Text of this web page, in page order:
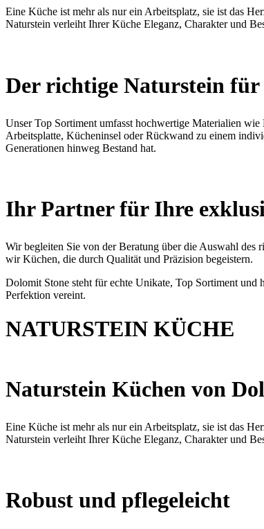
Eine Küche ist mehr als nur ein Arbeitsplatz, sie ist das
Naturstein verleiht Ihrer Küche Eleganz, Charakter und
Der richtige Naturstein
Unser Top Sortiment umfasst hochwertige Materialien
Arbeitsplatte, Kücheninsel oder Rückwand zu einem
Generationen hinweg Bestand hat.
Ihr Partner für Ihre
Wir begleiten Sie von der Beratung über die Auswahl des
wir Küchen, die durch Qualität und Präzision begeistern.
Dolomit Stone steht für echte Unikate, Top Sortiment und
Perfektion vereint.
NATURSTEIN KÜCHE
Naturstein Küchen von
Eine Küche ist mehr als nur ein Arbeitsplatz, sie ist das
Naturstein verleiht Ihrer Küche Eleganz, Charakter und
Robust und pflegeleicht